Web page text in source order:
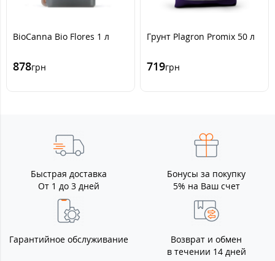
BioCanna Bio Flores 1 л
878грн
Грунт Plagron Promix 50 л
719грн
Быстрая доставка
От 1 до 3 дней
Бонусы за покупку
5% на Ваш счет
Гарантийное обслуживание
Возврат и обмен
в течении 14 дней